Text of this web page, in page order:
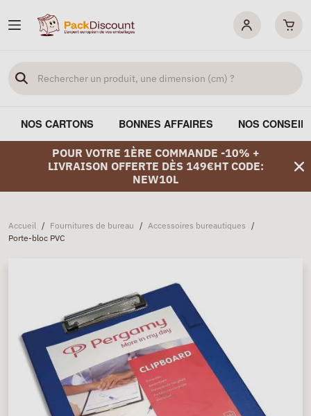
NOS CARTONS BONNES AFFAIRES NOS
POUR VOTRE 1ÈRE COMMANDE -10% +
LIVRAISON OFFERTE DÈS 149€HT CODE:
NEW10L
Accueil / Fournitures de bureau / Accessoires bureautiques /
Porte-bloc PVC